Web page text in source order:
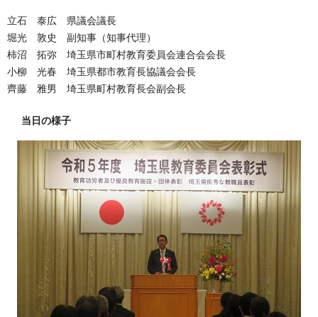
立石 泰広 県議会議長
堀光 敦史 副知事（知事代理）
柿沼 拓弥 埼玉県市町村教育委員会連合会会長
小柳 光春 埼玉県都市教育長協議会会長
齊藤 雅男 埼玉県町村教育長会副会長
当日の様子